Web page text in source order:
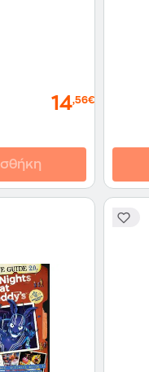
14,56€